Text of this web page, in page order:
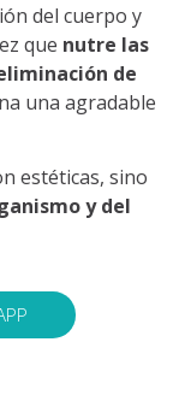
del cuerpo y
que nutre las
de
una agradable
estéticas, sino
y del